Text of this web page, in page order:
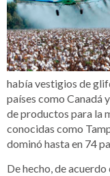
había vestigios de
países como Canadá
de productos para la
conocidas como
dominó hasta en 74
De hecho, de acuerdo